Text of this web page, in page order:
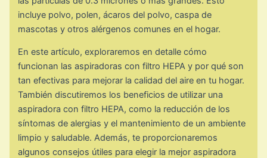
incluye polvo, polen, ácaros del polvo, caspa de
mascotas y otros alérgenos comunes en el hogar.
En este artículo, exploraremos en detalle cómo
funcionan las aspiradoras con filtro HEPA y por qué son
tan efectivas para mejorar la calidad del aire en tu hogar.
También discutiremos los beneficios de utilizar una
aspiradora con filtro HEPA, como la reducción de los
síntomas de alergias y el mantenimiento de un ambiente
limpio y saludable. Además, te proporcionaremos
algunos consejos útiles para elegir la mejor aspiradora